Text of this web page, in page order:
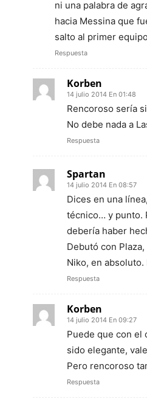
ni una palabra de
hacia Messina que
salto al primer
Respuesta
Korben
14 julio 2014 En 01:48
Rencoroso sería
No debe nada a
Respuesta
Spartan
14 julio 2014 En 08:57
Dices en una
técnico… y punto.
debería haber
Debutó con
Niko, en
Respuesta
Korben
14 julio 2014 En 09:27
Puede que con el
sido elegante,
Pero rencoroso
Respuesta